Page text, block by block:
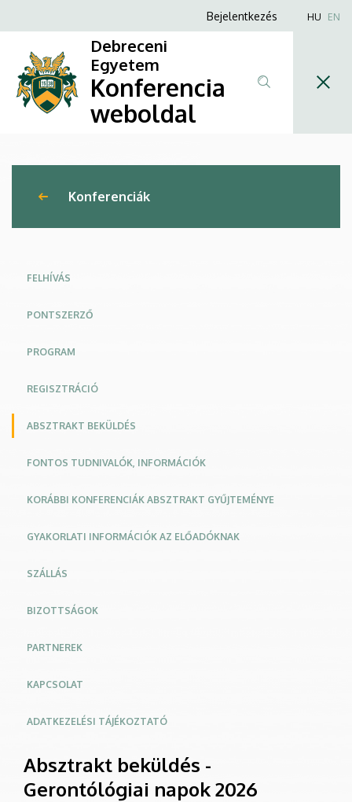
beküldés
Gerontólógiai
weboldal
a
tartalomra
Anonim
menüje
Bejelentkezés HU EN
Debreceni
Egyetem
Konferencia
weboldal
Konferenciák
FELHÍVÁS
PONTSZERZŐ
PROGRAM
REGISZTRÁCIÓ
ABSZTRAKT BEKÜLDÉS
FONTOS TUDNIVALÓK, INFORMÁCIÓK
KORÁBBI KONFERENCIÁK ABSZTRAKT GYŰJTEMÉNYE
GYAKORLATI INFORMÁCIÓK AZ ELŐADÓKNAK
SZÁLLÁS
BIZOTTSÁGOK
PARTNEREK
KAPCSOLAT
ADATKEZELÉSI TÁJÉKOZTATÓ
Absztrakt beküldés -
Gerontólógiai napok 2026